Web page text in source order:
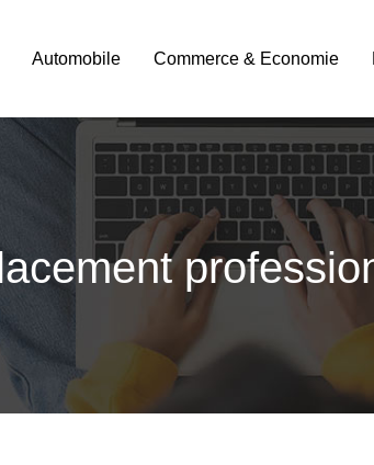
Automobile Commerce & Economie